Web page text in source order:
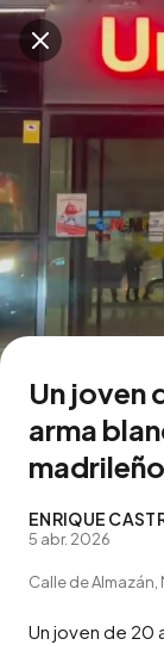
Un joven
arma
ENRIQUE
5 abr. 2026
Calle de
Un joven de 20